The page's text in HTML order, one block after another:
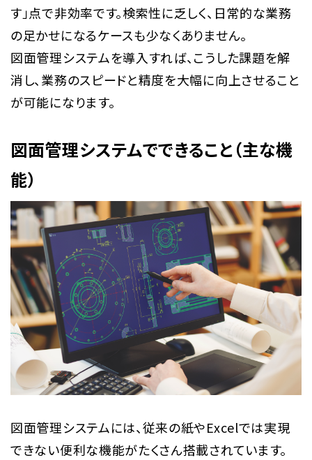
す」点で非効率です。検索性に乏しく、日常的な業務
の足かせになるケースも少なくありません。
図面管理システムを導入すれば、こうした課題を解
消し、業務のスピードと精度を大幅に向上させること
が可能になります。
図面管理システムでできること（主な機
能）
図面管理システムには、従来の紙やExcelでは実現
できない便利な機能がたくさん搭載されています。